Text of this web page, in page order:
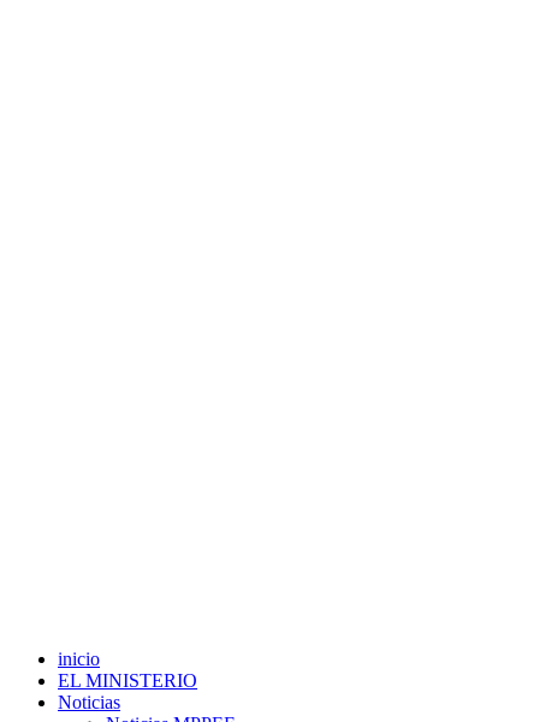
inicio
EL MINISTERIO
Noticias